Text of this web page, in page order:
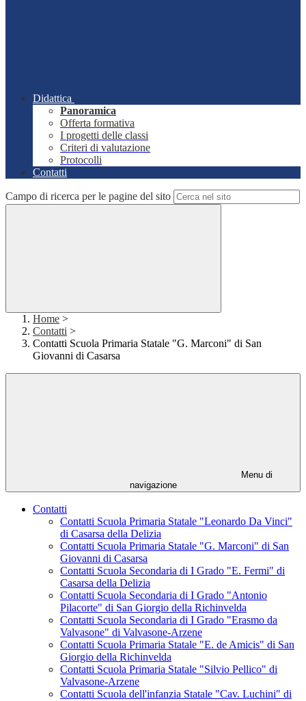
Didattica
Panoramica
Offerta formativa
I progetti delle classi
Criteri di valutazione
Protocolli
Contatti
Campo di ricerca per le pagine del sito
Home >
Contatti >
Contatti Scuola Primaria Statale "G. Marconi" di San
Giovanni di Casarsa
Menu di
navigazione
Contatti
Contatti Scuola Primaria Statale "Leonardo Da Vinci"
di Casarsa della Delizia
Contatti Scuola Primaria Statale "G. Marconi" di San
Giovanni di Casarsa
Contatti Scuola Secondaria di I Grado "E. Fermi" di
Casarsa della Delizia
Contatti Scuola Secondaria di I Grado "Antonio
Pilacorte" di San Giorgio della Richinvelda
Contatti Scuola Secondaria di I Grado "Erasmo da
Valvasone" di Valvasone-Arzene
Contatti Scuola Primaria Statale "E. de Amicis" di San
Giorgio della Richinvelda
Contatti Scuola Primaria Statale "Silvio Pellico" di
Valvasone-Arzene
Contatti Scuola dell'infanzia Statale "Cav. Luchini" di